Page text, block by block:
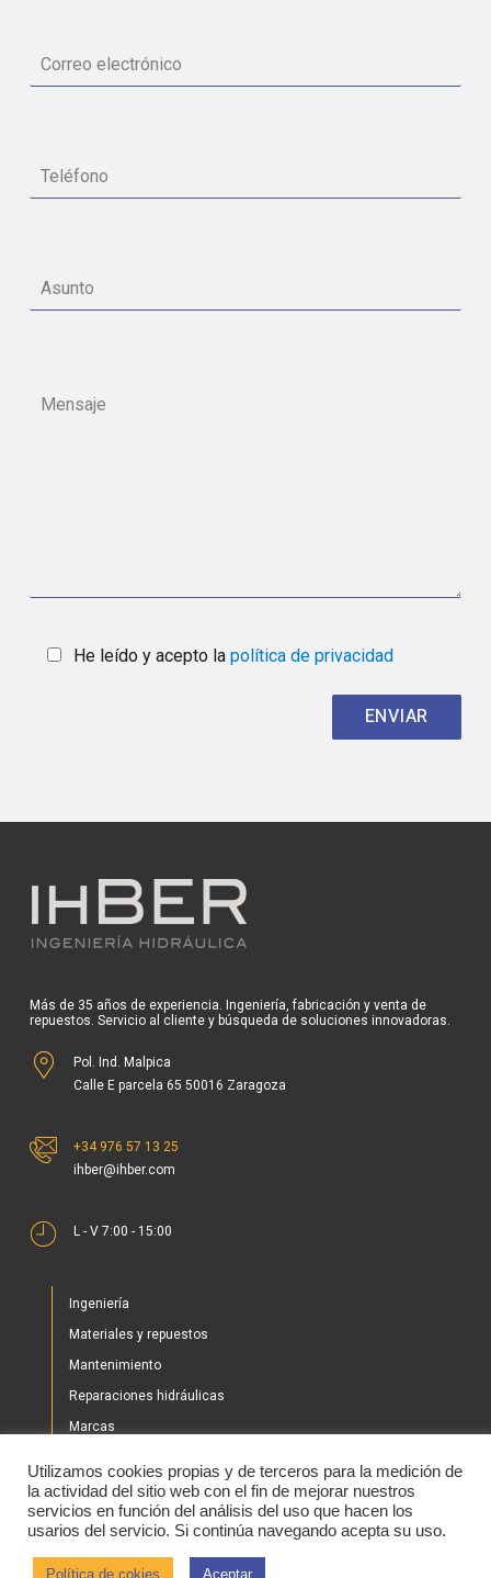
He leído y acepto la política de privacidad
Más de 35 años de experiencia. Ingeniería, fabricación y venta de
repuestos. Servicio al cliente y búsqueda de soluciones innovadoras.
Pol. Ind. Malpica
Calle E parcela 65 50016 Zaragoza
+34 976 57 13 25
ihber@ihber.com
L - V 7:00 - 15:00
Ingeniería
Materiales y repuestos
Mantenimiento
Reparaciones hidráulicas
Marcas
Tienda
Noticias
Utilizamos cookies propias y de terceros para la medición de
la actividad del sitio web con el fin de mejorar nuestros
servicios en función del análisis del uso que hacen los
usarios del servicio. Si continúa navegando acepta su uso.
Política de cokies Aceptar